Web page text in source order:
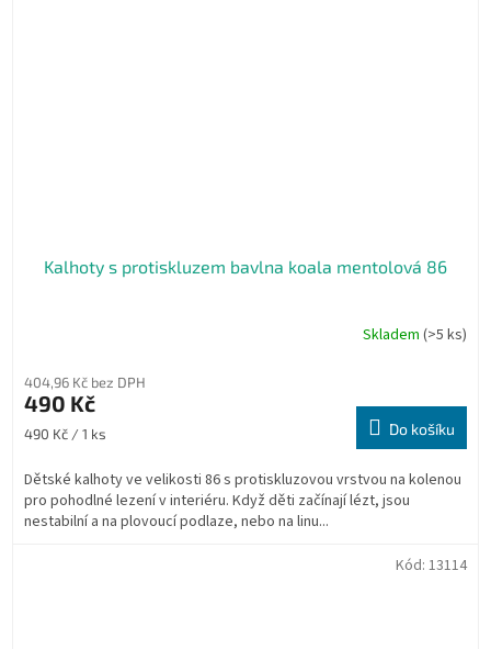
Kalhoty s protiskluzem bavlna koala mentolová 86
Skladem (>5 ks)
404,96 Kč bez DPH
490 Kč
Měrná
490 Kč / 1 ks Do košíku
Dětské kalhoty ve velikosti 86 s protiskluzovou vrstvou na kolenou
pro pohodlné lezení v interiéru. Když děti začínají lézt, jsou
nestabilní a na plovoucí podlaze, nebo na linu...
Kód: 13114